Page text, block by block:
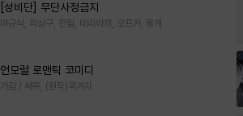
[성비단] 무단사정금지
마규식, 피상구, 진월, 테리야끼, 오프카, 뚱개
언모럴 로맨틱 코미디
가감 / 쌔우, (원작)곽겨자